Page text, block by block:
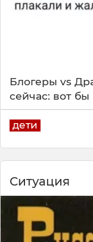
Блогеры vs
сейчас: вот
дети
Ситуация